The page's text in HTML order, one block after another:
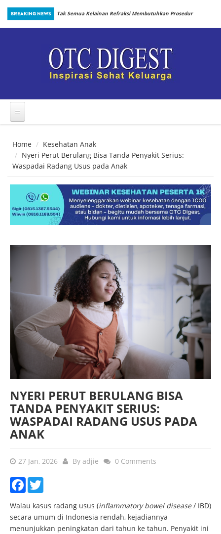
Skip to main content
BREAKING NEWS
Sejak
Tak Semua Kelainan Refraksi Membutuhkan Prosedur
Home
Kesehatan Anak
Nyeri Perut Berulang Bisa Tanda Penyakit Serius:
Waspadai Radang Usus pada Anak
NYERI PERUT BERULANG BISA
TANDA PENYAKIT SERIUS:
WASPADAI RADANG USUS PADA
ANAK
27 Jan, 2026 By adjie 0 Comments
Facebook
Walau kasus radang usus (inflammatory bowel disease/ IBD)
secara umum di Indonesia rendah, kejadiannya
menunjukkan peningkatan dari tahun ke tahun. Penyakit ini